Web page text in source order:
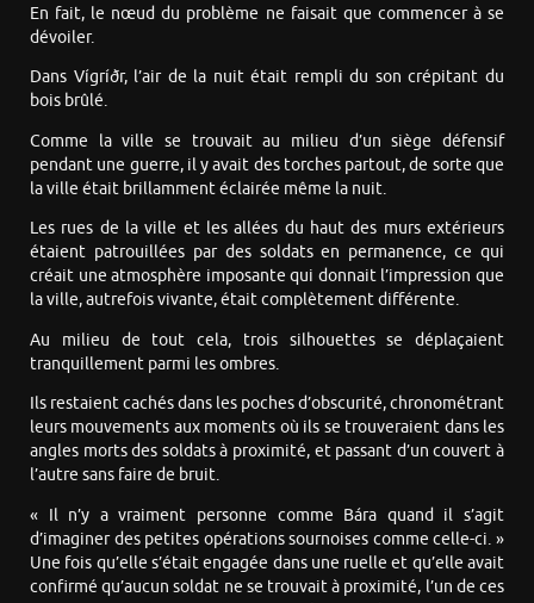
En fait, le nœud du problème ne faisait que commencer à se
dévoiler.
Dans Vígríðr, l’air de la nuit était rempli du son crépitant du
bois brûlé.
Comme la ville se trouvait au milieu d’un siège défensif
pendant une guerre, il y avait des torches partout, de sorte que
la ville était brillamment éclairée même la nuit.
Les rues de la ville et les allées du haut des murs extérieurs
étaient patrouillées par des soldats en permanence, ce qui
créait une atmosphère imposante qui donnait l’impression que
la ville, autrefois vivante, était complètement différente.
Au milieu de tout cela, trois silhouettes se déplaçaient
tranquillement parmi les ombres.
Ils restaient cachés dans les poches d’obscurité, chronométrant
leurs mouvements aux moments où ils se trouveraient dans les
angles morts des soldats à proximité, et passant d’un couvert à
l’autre sans faire de bruit.
« Il n’y a vraiment personne comme Bára quand il s’agit
d’imaginer des petites opérations sournoises comme celle-ci. »
Une fois qu’elle s’était engagée dans une ruelle et qu’elle avait
confirmé qu’aucun soldat ne se trouvait à proximité, l’un de ces